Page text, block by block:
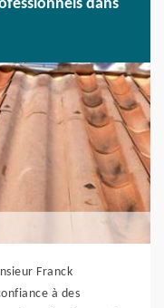
dans
Franck
à des